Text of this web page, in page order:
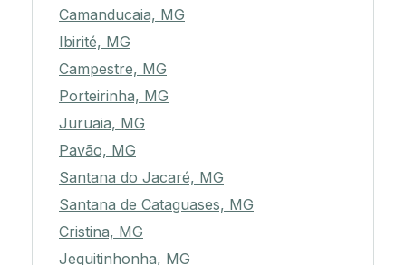
Camanducaia, MG
Ibirité, MG
Campestre, MG
Porteirinha, MG
Juruaia, MG
Pavão, MG
Santana do Jacaré, MG
Santana de Cataguases, MG
Cristina, MG
Jequitinhonha, MG